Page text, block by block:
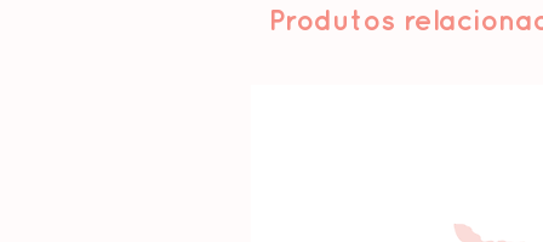
Produtos